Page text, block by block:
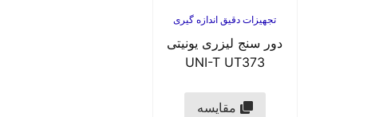
تجهیزات دقیق اندازه گیری
دور سنج لیزری یونیتی
UNI-T UT373
مقایسه